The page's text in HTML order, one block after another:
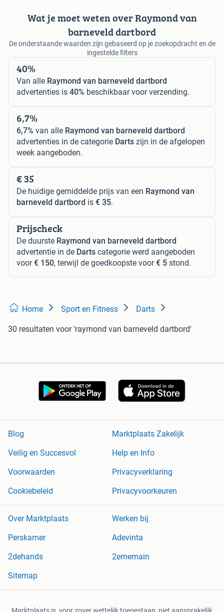
Wat je moet weten over Raymond van
barneveld dartbord
De onderstaande waarden zijn gebaseerd op je zoekopdracht en de
ingestelde filters
40%
Van alle Raymond van barneveld dartbord
advertenties is 40% beschikbaar voor verzending.
6,7%
6,7% van alle Raymond van barneveld dartbord
advertenties in de categorie Darts zijn in de afgelopen
week aangeboden.
€ 35
De huidige gemiddelde prijs van een Raymond van
barneveld dartbord is € 35.
Prijscheck
De duurste Raymond van barneveld dartbord
advertentie in de Darts categorie werd aangeboden
voor€ 150, terwijl de goedkoopste voor€ 5 stond.
Home Sport en Fitness Darts
30 resultaten voor 'raymond van barneveld dartbord'
Blog
Marktplaats Zakelijk
Veilig en Succesvol
Help en Info
Voorwaarden
Privacyverklaring
Cookiebeleid
Privacyvoorkeuren
Over Marktplaats
Werken bij
Perskamer
Adevinta
2dehands
2ememain
Sitemap